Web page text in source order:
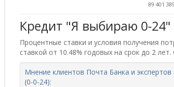
89 401
Кредит "Я выбираю 0-24"
Процентные ставки и условия получения
ставкой от 10.48% годовых на срок до 2
Мнение клиентов Почта Банка и
(0-0-24):